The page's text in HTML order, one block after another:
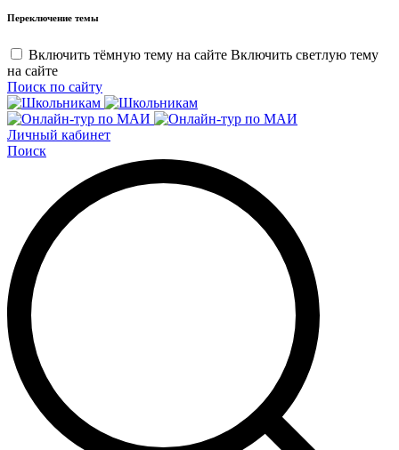
Переключение темы
Включить тёмную тему на сайте Включить светлую тему
на сайте
Поиск по сайту
Личный кабинет
Поиск